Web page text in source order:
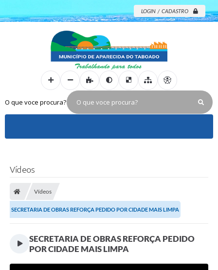
LOGIN / CADASTRO
O que voce procura?
Vídeos
Vídeos
SECRETARIA DE OBRAS REFORÇA PEDIDO POR CIDADE MAIS LIMPA
SECRETARIA DE OBRAS REFORÇA PEDIDO
POR CIDADE MAIS LIMPA